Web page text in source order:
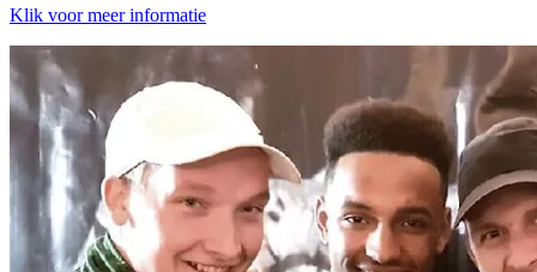
Klik voor meer informatie